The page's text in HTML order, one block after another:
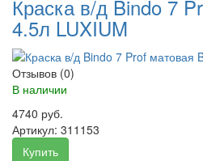
Краска в/д Bindo 7
4.5л LUXIUM
Отзывов (0)
В наличии
4740 руб.
Артикул: 311153
Купить